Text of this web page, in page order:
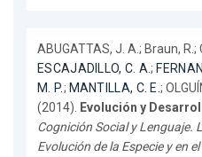
ABUGATTAS, J. A.; Braun, R.;
ESCAJADILLO, C. A.;
M. P.; MANTILLA, C. E. ;
(2014).
Evolución y
Cognición Social y Lenguaje.
Evolución de la Especie y en